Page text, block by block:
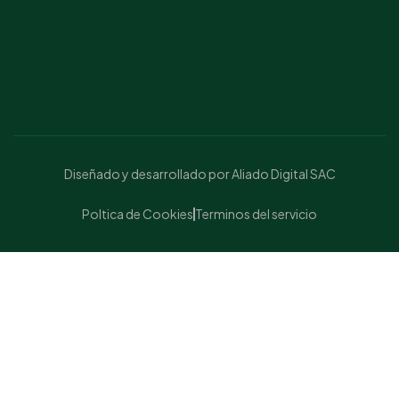
Diseñado y desarrollado por Aliado Digital SAC
Poltica de Cookies Terminos del servicio